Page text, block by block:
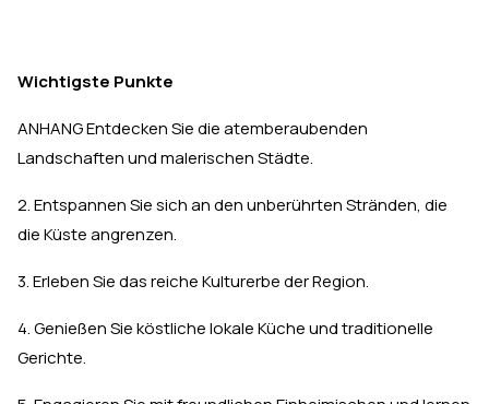
Wichtigste Punkte
ANHANG Entdecken Sie die atemberaubenden
Landschaften und malerischen Städte.
2. Entspannen Sie sich an den unberührten Stränden, die
die Küste angrenzen.
3. Erleben Sie das reiche Kulturerbe der Region.
4. Genießen Sie köstliche lokale Küche und traditionelle
Gerichte.